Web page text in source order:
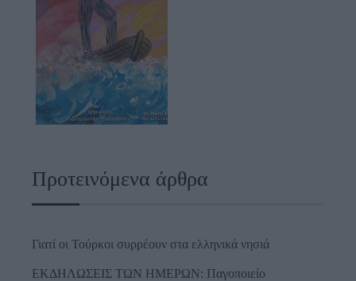
Προτεινόμενα άρθρα
Γιατί οι Τούρκοι συρρέουν στα ελληνικά νησιά
ΕΚΔΗΛΩΣΕΙΣ ΤΩΝ ΗΜΕΡΩΝ: Παγοποιείο